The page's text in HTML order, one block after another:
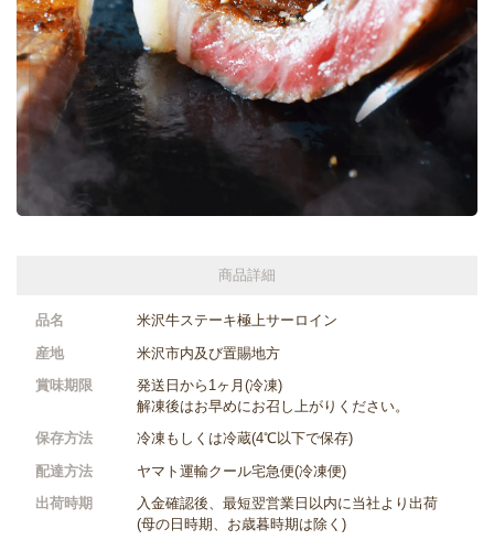
商品詳細
品名
米沢牛ステーキ極上サーロイン
産地
米沢市内及び置賜地方
賞味期限
発送日から1ヶ月(冷凍)
解凍後はお早めにお召し上がりください。
保存方法
冷凍もしくは冷蔵(4℃以下で保存)
配達方法
ヤマト運輸クール宅急便(冷凍便)
出荷時期
入金確認後、最短翌営業日以内に当社より出荷
(母の日時期、お歳暮時期は除く)